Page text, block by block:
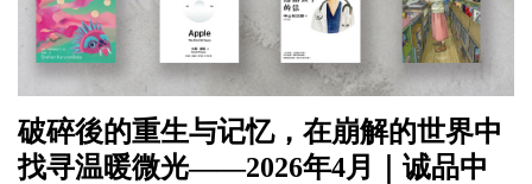
破碎後的重生与记忆，在崩解的世界中
找寻温暖微光——2026年4月｜诚品中